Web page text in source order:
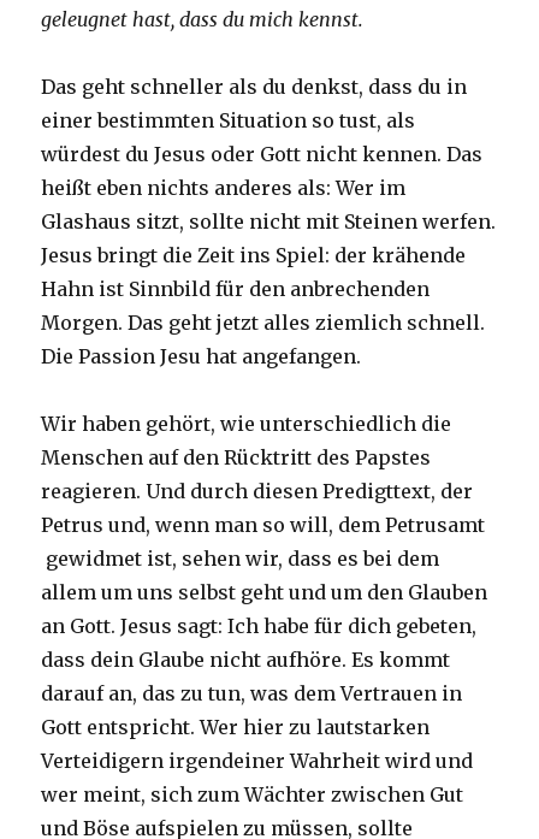
geleugnet hast, dass du mich kennst.
Das geht schneller als du denkst, dass du in
einer bestimmten Situation so tust, als
würdest du Jesus oder Gott nicht kennen. Das
heißt eben nichts anderes als: Wer im
Glashaus sitzt, sollte nicht mit Steinen werfen.
Jesus bringt die Zeit ins Spiel: der krähende
Hahn ist Sinnbild für den anbrechenden
Morgen. Das geht jetzt alles ziemlich schnell.
Die Passion Jesu hat angefangen.
Wir haben gehört, wie unterschiedlich die
Menschen auf den Rücktritt des Papstes
reagieren. Und durch diesen Predigttext, der
Petrus und, wenn man so will, dem Petrusamt
gewidmet ist, sehen wir, dass es bei dem
allem um uns selbst geht und um den Glauben
an Gott. Jesus sagt: Ich habe für dich gebeten,
dass dein Glaube nicht aufhöre. Es kommt
darauf an, das zu tun, was dem Vertrauen in
Gott entspricht. Wer hier zu lautstarken
Verteidigern irgendeiner Wahrheit wird und
wer meint, sich zum Wächter zwischen Gut
und Böse aufspielen zu müssen, sollte